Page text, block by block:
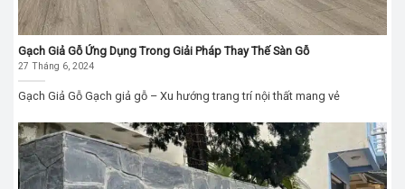
Gạch Giả Gỗ Ứng Dụng Trong Giải Pháp Thay Thế Sàn Gỗ
27 Tháng 6, 2024
Gạch Giả Gỗ Gạch giả gỗ – Xu hướng trang trí nội thất mang vẻ